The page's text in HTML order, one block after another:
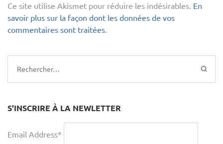
Ce site utilise Akismet pour réduire les indésirables. En
savoir plus sur la façon dont les données de vos
commentaires sont traitées.
Rechercher :
S'INSCRIRE À LA NEWLETTER
Email Address*